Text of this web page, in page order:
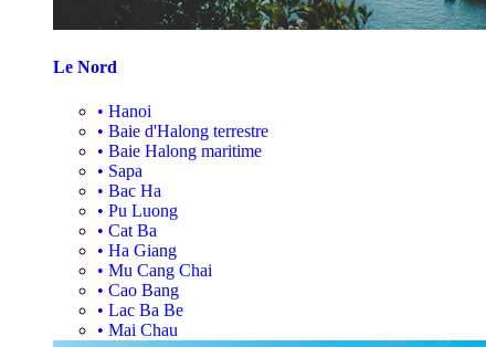
Le Nord
• Hanoi
• Baie d'Halong terrestre
• Baie Halong maritime
• Sapa
• Bac Ha
• Pu Luong
• Cat Ba
• Ha Giang
• Mu Cang Chai
• Cao Bang
• Lac Ba Be
• Mai Chau